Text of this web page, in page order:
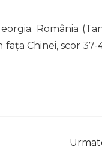
România
Chinei, scor 37-